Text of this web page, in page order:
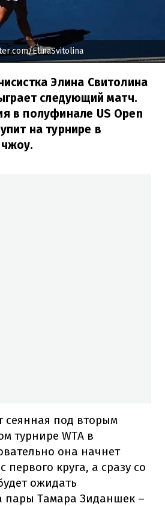
ElinaSvitolina
Элина Свитолина
следующий матч.
в полуфинале US Open
на турнире в
сеянная под вторым
турнире WTA в
она начнет
первого круга, а сразу со
ожидать
пары Тамара Зиданшек –